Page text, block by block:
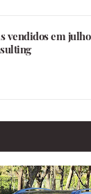
vendidos em julho